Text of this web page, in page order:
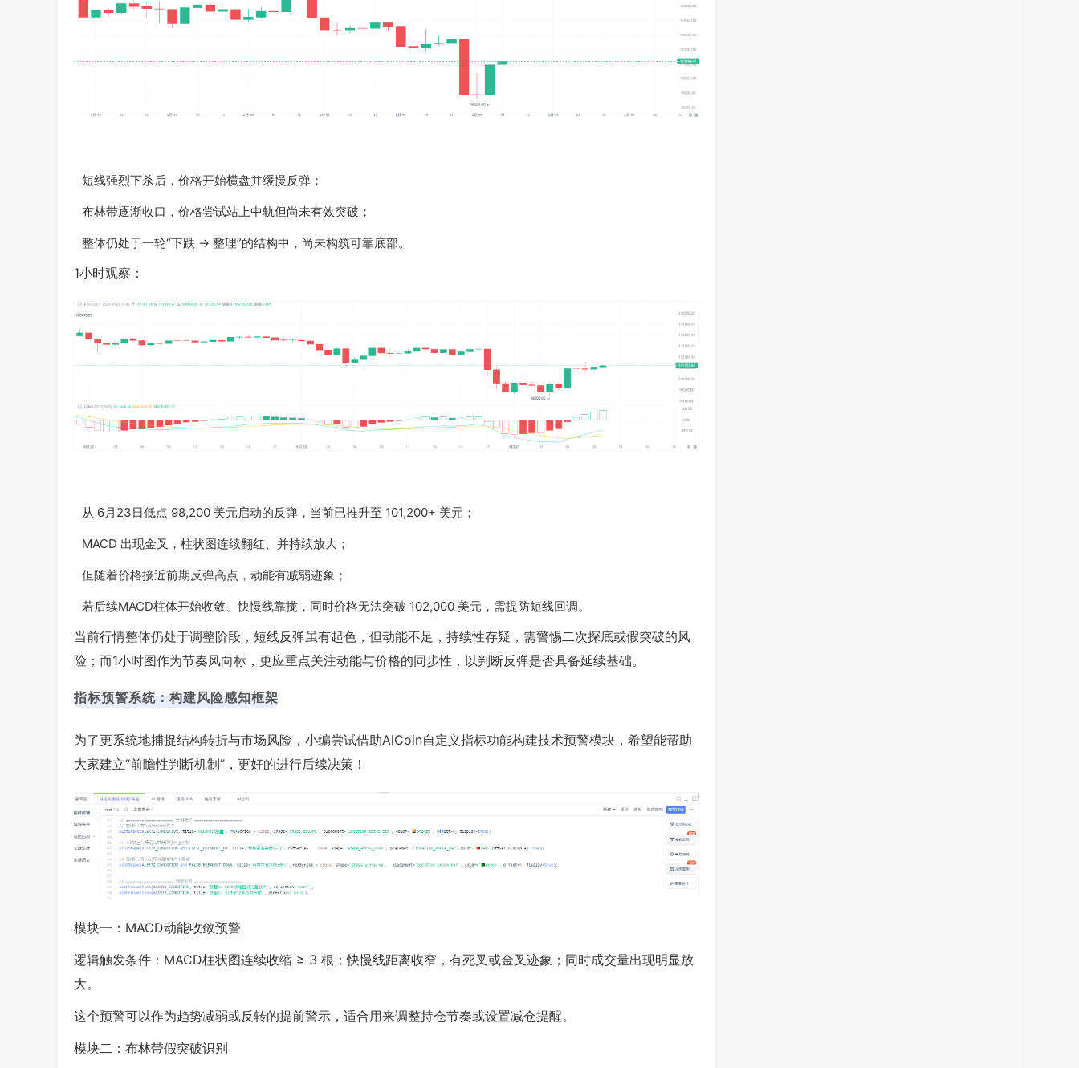
短线强烈下杀后，价格开始横盘并缓慢反弹；
布林带逐渐收口，价格尝试站上中轨但尚未有效突破；
整体仍处于一轮“下跌 → 整理”的结构中，尚未构筑可靠底部。
1小时观察：
从 6月23日低点 98,200 美元启动的反弹，当前已推升至 101,200+ 美元；
MACD 出现金叉，柱状图连续翻红、并持续放大；
但随着价格接近前期反弹高点，动能有减弱迹象；
若后续MACD柱体开始收敛、快慢线靠拢，同时价格无法突破 102,000 美元，需提防短线回调。
当前行情整体仍处于调整阶段，短线反弹虽有起色，但动能不足，持续性存疑，需警惕二次探底或假突破的风
险；而1小时图作为节奏风向标，更应重点关注动能与价格的同步性，以判断反弹是否具备延续基础。
指标预警系统：构建风险感知框架
为了更系统地捕捉结构转折与市场风险，小编尝试借助AiCoin自定义指标功能构建技术预警模块，希望能帮助
大家建立“前瞻性判断机制”，更好的进行后续决策！
模块一：MACD动能收敛预警
逻辑触发条件：MACD柱状图连续收缩 ≥ 3 根；快慢线距离收窄，有死叉或金叉迹象；同时成交量出现明显放
大。
这个预警可以作为趋势减弱或反转的提前警示，适合用来调整持仓节奏或设置减仓提醒。
模块二：布林带假突破识别